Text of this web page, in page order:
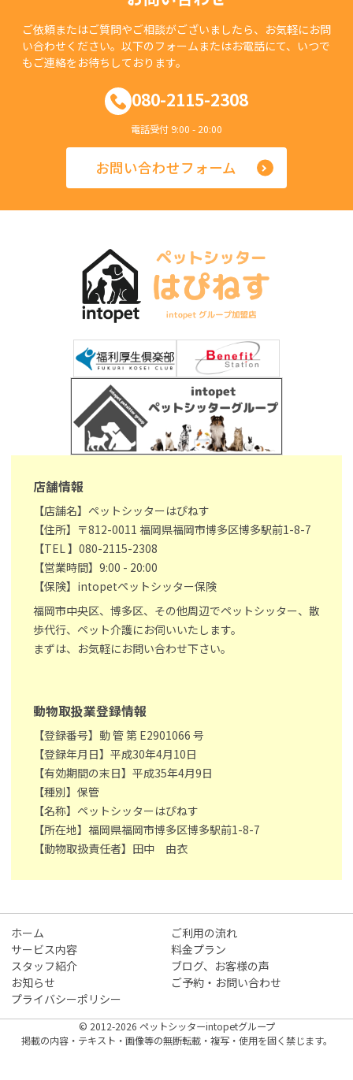
ご依頼またはご質問やご相談がございましたら、お気軽にお問
い合わせください。以下のフォームまたはお電話にて、いつで
もご連絡をお待ちしております。
080-2115-2308
電話受付 9:00 - 20:00
お問い合わせフォーム
店舗情報
【店舗名】ペットシッターはぴねす
【住所】〒812-0011 福岡県福岡市博多区博多駅前1-8-7
【TEL 】080-2115-2308
【営業時間】9:00 - 20:00
【保険】intopetペットシッター保険
福岡市中央区、博多区、その他周辺でペットシッター、散
歩代行、ペット介護にお伺いいたします。
まずは、お気軽にお問い合わせ下さい。
動物取扱業登録情報
【登録番号】動 管 第 E2901066 号
【登録年月日】平成30年4月10日
【有効期間の末日】平成35年4月9日
【種別】保管
【名称】ペットシッターはぴねす
【所在地】福岡県福岡市博多区博多駅前1-8-7
【動物取扱責任者】田中 由衣
ホーム
ご利用の流れ
サービス内容
料金プラン
スタッフ紹介
ブログ、お客様の声
お知らせ
ご予約・お問い合わせ
プライバシーポリシー
© 2012-2026 ペットシッターintopetグループ
掲載の内容・テキスト・画像等の無断転載・複写・使用を固く禁じます。